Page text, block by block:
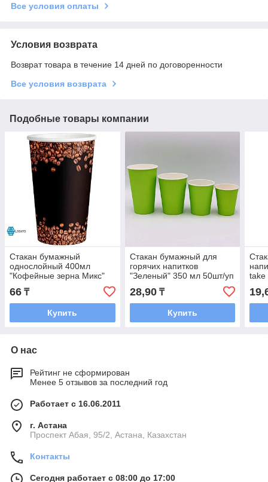
Все условия оплаты
Условия возврата
Возврат товара в течение 14 дней по договоренности
Все условия возврата
Подобные товары компании
Стакан бумажный
однослойный 400мл
"Кофейные зерна Микс"
(IP 1000/50)
66 ₸
Купить
Стакан бумажный для
горячих напитков
"Зеленый" 350 мл 50шт/уп
1000 шт/кор
28,90₸
Купить
take
О нас
Рейтинг не сформирован
Менее 5 отзывов за последний год
Работает с 16.06.2011
г. Астана
​Проспект Абая, 95/2, Астана, Казахстан
Контакты
Сегодня работает с 08:00 до 17:00